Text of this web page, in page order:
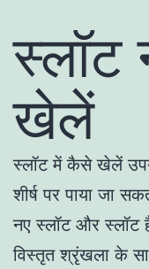
स्लॉट
खेलें
स्लॉट में कैसे खेलें
शीर्ष पर पाया जा
नए स्लॉट और स्लॉट
विस्तृत श्रृंखला के